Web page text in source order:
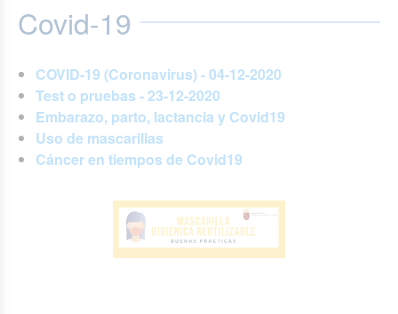
Covid-19
COVID-19 (Coronavirus) - 04-12-2020
Test o pruebas - 23-12-2020
Embarazo, parto, lactancia y Covid19
Uso de mascarillas
Cáncer en tiempos de Covid19